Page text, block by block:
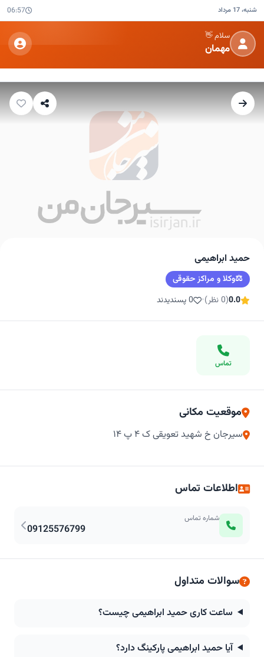
شنبه، 17 مرداد 06:57
سلام 👋
مهمان
حمید ابراهیمی
⚖️وکلا و مراکز حقوقی
0.0(0 نظر) • 0 پسندیدند
تماس
موقعیت مکانی
سیرجان خ شهید تعویقی ک ۴ پ ۱۴
اطلاعات تماس
شماره تماس
09125576799
سوالات متداول
ساعت کاری حمید ابراهیمی چیست؟
آیا حمید ابراهیمی پارکینگ دارد؟